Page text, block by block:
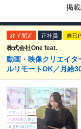
掲
終了間近 正社員 自己
株式会社One feat.
動画・映像クリエイタ
ルリモートOK／月給